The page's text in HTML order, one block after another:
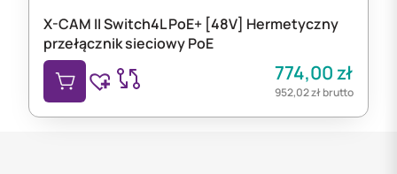
X-CAM II Switch4L PoE+ [48V] Hermetyczny
przełącznik sieciowy PoE
774,00zł
952,02złbrutto